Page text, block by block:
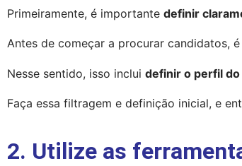
Primeiramente, é importante definir
Antes de começar a procurar candidatos,
Nesse sentido, isso inclui definir o perfil do
Faça essa filtragem e definição inicial, e
2. Utilize as